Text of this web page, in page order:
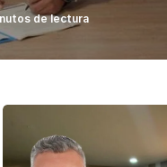
de lectura